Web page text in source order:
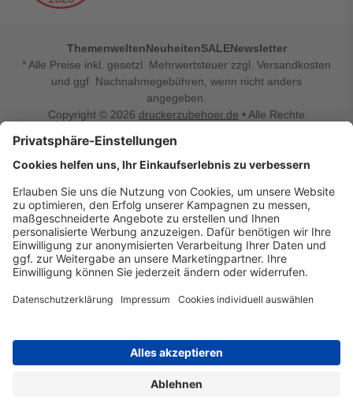
ThemenweltenNeuheitenSALENewsletter
* Alle Preise inkl. gesetzl. Mehrwertsteuer zzgl. Versandkosten
und ggf. Nachnahmegebühren, wenn nicht anders
angegeben.
Copyright © 2026 druckerzubehoer.de • Alle Rechte
Vertrag widerrufen
Druckerzubehoer.de – preiswerte Qualität für Ihr Office
Sie sind auf der Suche nach dem passenden Druckerzubehör
oder Zubehör für das Büro, den Computer oder Ihr
Smartphone? Dann sind Sie bei Druckerzubehoer.de genau
richtig! Unser breites Sortiment bietet unter anderem Tinte
und Toner für alle gängigen Druckermodelle – großer sowie
kleiner Hersteller. Zugleich sind wir Ihr Online Fachhandel für
einrichten, die Werkstatt ausstatten oder den Alltag mit
was Ihren Arbeitsplatz noch komfortabler macht, finden Sie
bei uns auch Bastelspaß, Schulbedarf, Beleuchtung,
für die ganze Familie. Entdecken Sie günstige Angebote und